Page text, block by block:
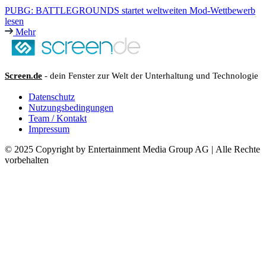
PUBG: BATTLEGROUNDS startet weltweiten Mod-Wettbewerb
lesen
Mehr
Screen.de - dein Fenster zur Welt der Unterhaltung und Technologie
Datenschutz
Nutzungsbedingungen
Team / Kontakt
Impressum
© 2025 Copyright by Entertainment Media Group AG | Alle Rechte
vorbehalten